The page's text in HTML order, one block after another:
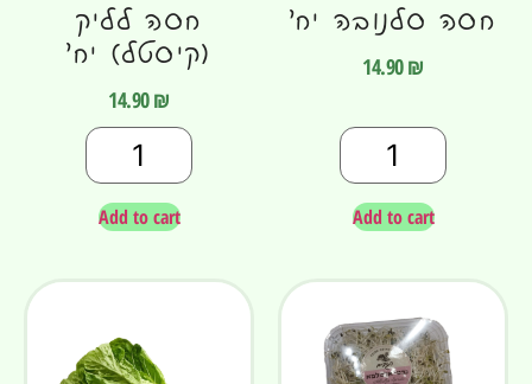
חסה לליק
(קיסטל) יח׳
14.90₪
Add to cart
חסה סלנובה יח׳
14.90₪
Add to cart